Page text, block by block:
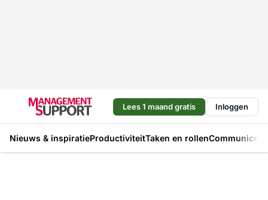
Lees 1 maand gratis Inloggen
Nieuws & inspiratieProductiviteitTaken en rollen